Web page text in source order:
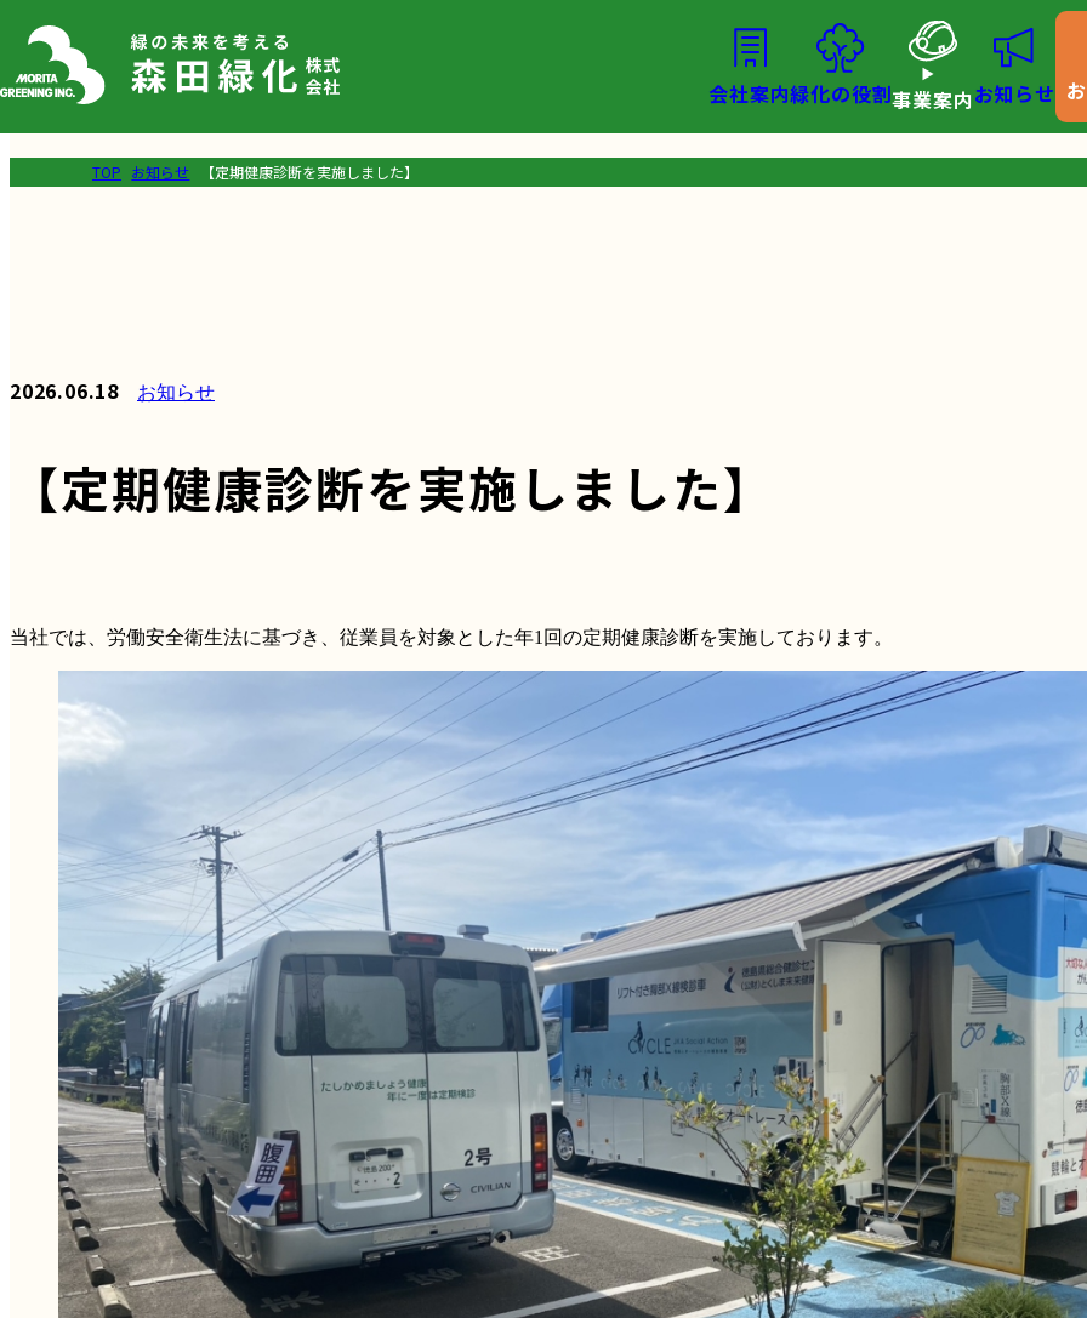
会社案内緑化の役割事業案内お知らせ
TOP お知らせ 【定期健康診断を実施しました】
【定期健康診断を実施しました】
2026.06.18 お知らせ
当社では、労働安全衛生法に基づき、従業員を対象とした年1回の定期健康診断を実施しております。